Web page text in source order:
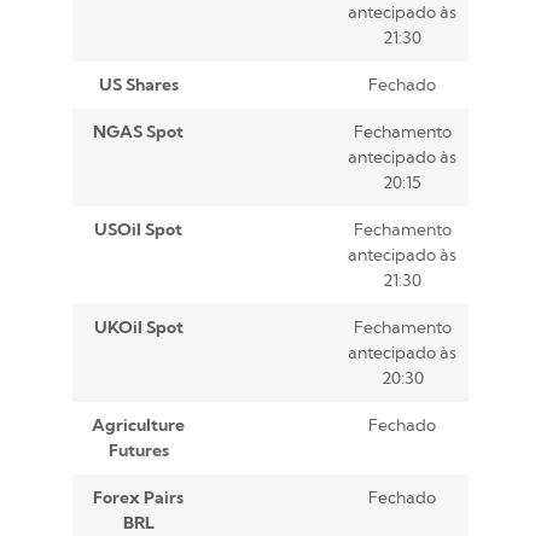
antecipado às
21:30
US Shares Fechado
NGAS Spot
Fechamento
antecipado às
20:15
USOil Spot
Fechamento
antecipado às
21:30
UKOil Spot
Fechamento
antecipado às
20:30
Agriculture
Futures
Fechado
Forex Pairs
BRL
Fechado